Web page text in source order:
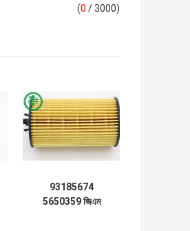
(0 / 3000)
93185674
5650359 জিএম